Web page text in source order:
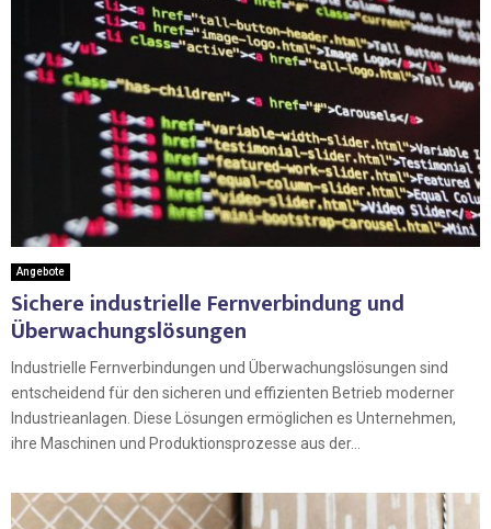
Angebote
Sichere industrielle Fernverbindung und
Überwachungslösungen
Industrielle Fernverbindungen und Überwachungslösungen sind
entscheidend für den sicheren und effizienten Betrieb moderner
Industrieanlagen. Diese Lösungen ermöglichen es Unternehmen,
ihre Maschinen und Produktionsprozesse aus der...